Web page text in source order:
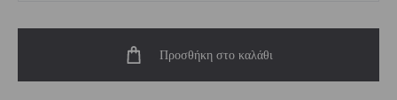
Joypop
Προσθήκη στο καλάθι